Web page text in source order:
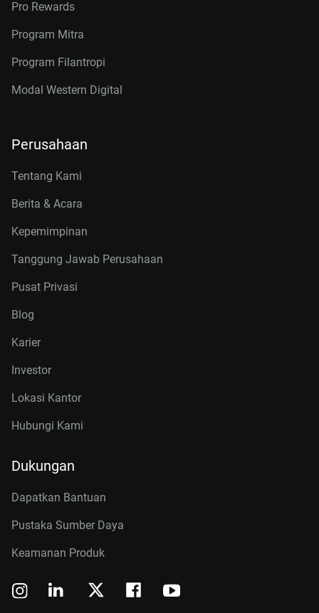
Pro Rewards
Program Mitra
Program Filantropi
Modal Western Digital
Perusahaan
Tentang Kami
Berita & Acara
Kepemimpinan
Tanggung Jawab Perusahaan
Pusat Privasi
Blog
Karier
Investor
Lokasi Kantor
Hubungi Kami
Dukungan
Dapatkan Bantuan
Pustaka Sumber Daya
Keamanan Produk